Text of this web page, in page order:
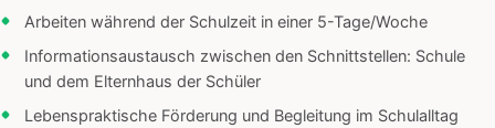
Arbeiten während der Schulzeit in einer 5-Tage/Woche
Informationsaustausch zwischen den Schnittstellen: Schule
und dem Elternhaus der Schüler
Lebenspraktische Förderung und Begleitung im Schulalltag